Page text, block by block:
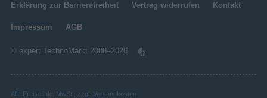
Erklärung zur Barrierefreiheit Vertrag widerrufen Kontakt
Impressum AGB
© expert TechnoMarkt 2008–2026
Alle Preise inkl. MwSt., zzgl. Versandkosten